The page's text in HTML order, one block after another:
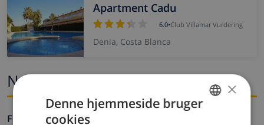
Apartment Cadu
6.0•Club Villamar Vurdering
Denia, Costa Blanca
Navn og e-mail
Fornavn *
×
Denne hjemmeside bruger
cookies